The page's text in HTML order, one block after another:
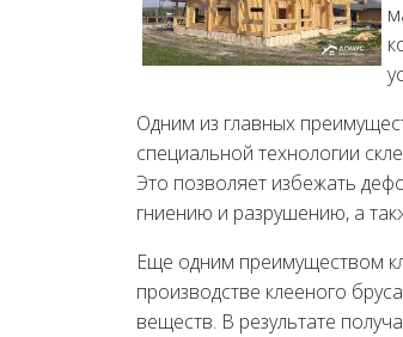
Одним из главных
специальной технологии
Это позволяет избежать
гниению и разрушению, а
Еще одним преимуществом
производстве клееного
веществ. В результате